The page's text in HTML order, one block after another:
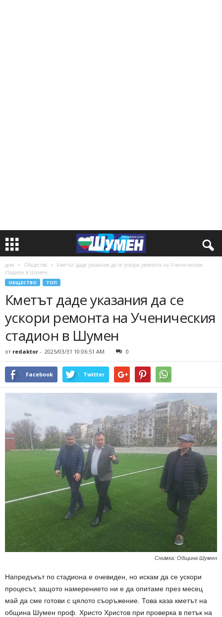
дом Общество
Кметът даде указания да се ускори ремонта на Ученическия
стадион в Шумен
ОБЩЕСТВО ТОП
Кметът даде указания да се
ускори ремонта на Ученическия
стадион в Шумен
от redaktor - 2025/03/31 10:06:51 AM 0
Facebook Twitter
Снимка: Община Шумен
Напредъкът по стадиона е очевиден, но искам да се ускори
процесът, защото намерението ни е да опитаме през месец
май да сме готови с цялото съоръжение. Това каза кметът на
община Шумен проф. Христо Христов при проверка в петък на